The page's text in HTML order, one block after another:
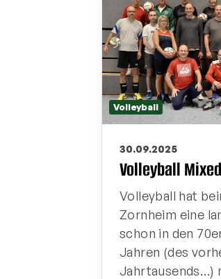
Volleyball
30.09.2025
Volleyball
Volleyball hat
Zornheim eine
schon in den
Jahren (des
Jahrtausends…)